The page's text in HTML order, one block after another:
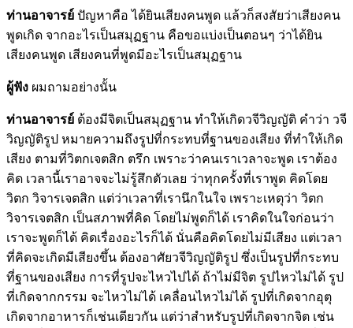
ท่านอาจารย์ ปัญหาคือ ได้ยินเสียงคนพูด แล้วก็สงสัยว่าเสียงคน
พูดเกิด จากอะไรเป็นสมุฏฐาน คือขอแบ่งเป็นตอนๆ ว่าได้ยิน
เสียงคนพูด เสียงคนที่พูดมีอะไรเป็นสมุฏฐาน
ผู้ฟัง ผมถามอย่างนั้น
ท่านอาจารย์ ต้องมีจิตเป็นสมุฏฐาน ทำให้เกิดวจีวิญญัติ คำว่า วจี
วิญญัติรูป หมายความถึงรูปที่กระทบที่ฐานของเสียง ที่ทำให้เกิด
เสียง ตามที่วิตกเจตสิก ตรึก เพราะว่าคนเราเวลาจะพูด เราต้อง
คิด เวลานี้เราอาจจะไม่รู้สึกตัวเลย ว่าทุกครั้งที่เราพูด คิดโดย
วิตก วิจารเจตสิก แต่ว่าเวลาที่เรานึกในใจ เพราะเหตุว่า วิตก
วิจารเจตสิก เป็นสภาพที่คิด โดยไม่พูดก็ได้ เราคิดในใจก่อนว่า
เราจะพูดก็ได้ คิดเรื่องอะไรก็ได้ นั่นคือคิดโดยไม่มีเสียง แต่เวลา
ที่คิดจะเกิดมีเสียงขึ้น ต้องอาศัยวจีวิญญัติรูป ซึ่งเป็นรูปที่กระทบ
ที่ฐานของเสียง การที่รูปจะไหวไปได้ ถ้าไม่มีจิต รูปไหวไม่ได้ รูป
ที่เกิดจากกรรม จะไหวไม่ได้ เคลื่อนไหวไม่ได้ รูปที่เกิดจากอุตุ
เกิดจากอาหารก็เช่นเดียวกัน แต่ว่าสำหรับรูปที่เกิดจากจิต เช่น